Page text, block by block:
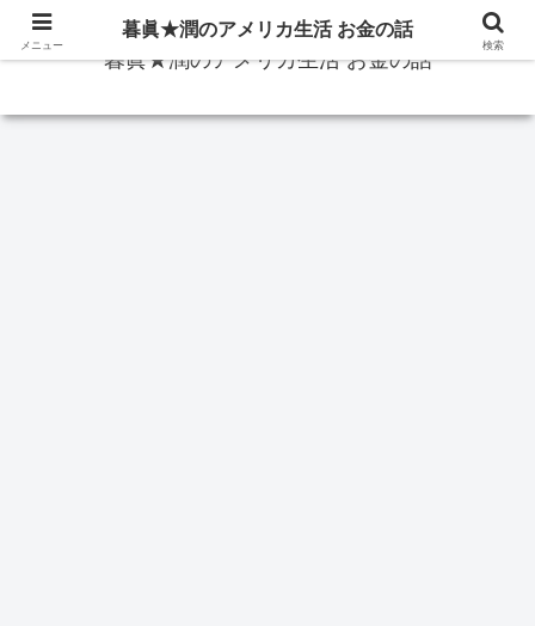
暮眞★潤のアメリカ生活 お金の話
メニュー
暮眞★潤のアメリカ生活 お金の話
検索